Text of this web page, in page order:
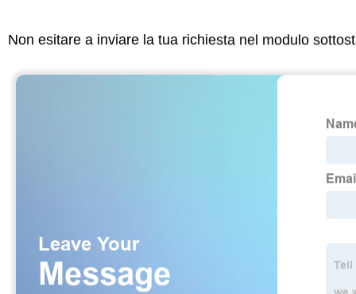
Non esitare a inviare la tua richiesta nel modulo